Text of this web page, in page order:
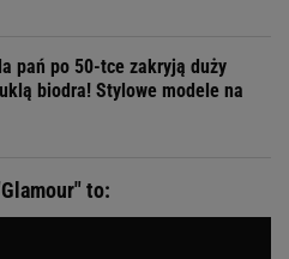
pań po 50-tce zakryją duży
biodra! Stylowe modele na
to: